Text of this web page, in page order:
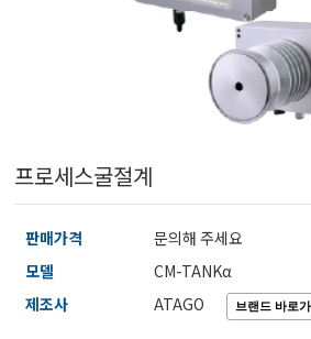
기공기질/미세먼지/가스/소음/진동측정기
도/농도/염도/당산도/굴절계/편광계/커피농도계
자저울/점도계/핀홀탐지기
프로세스굴절계
판매가격
문의해 주세요
모델
CM-TANKα
제조사
ATAGO